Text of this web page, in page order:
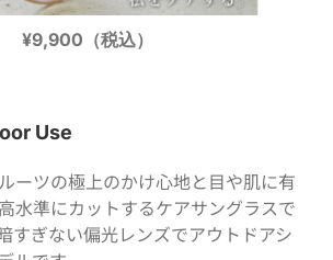
¥9,900（税込）
Use
ーツの極上のかけ心地と目や肌に有
水準にカットするケアサングラスで
すぎない偏光レンズでアウトドアシ